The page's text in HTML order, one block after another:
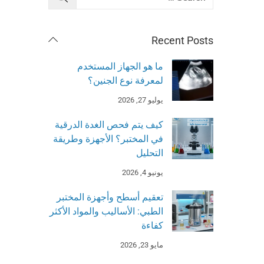
Recent Posts
ما هو الجهاز المستخدم
لمعرفة نوع الجنين؟
يوليو 27, 2026
كيف يتم فحص الغدة الدرقية
في المختبر؟ الأجهزة وطريقة
التحليل
يونيو 4, 2026
تعقيم أسطح وأجهزة المختبر
الطبي: الأساليب والمواد الأكثر
كفاءة
مايو 23, 2026